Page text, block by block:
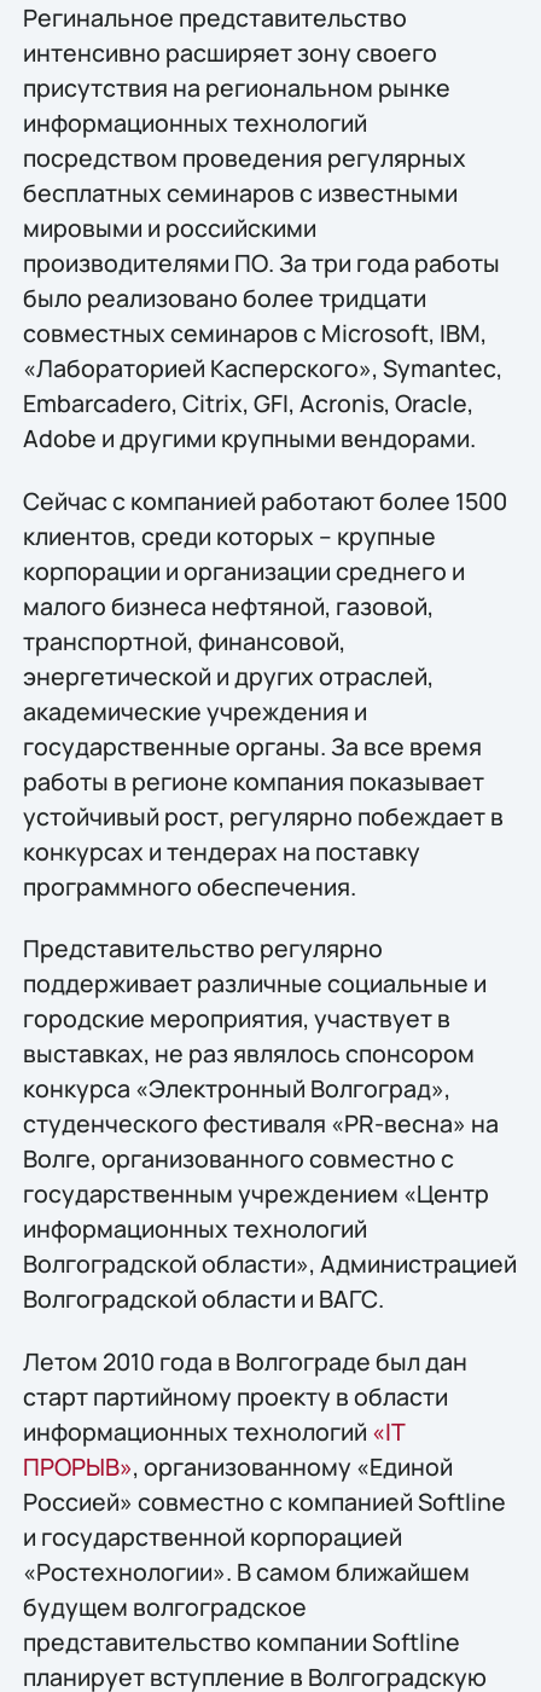
Регинальное представительство
интенсивно расширяет зону своего
присутствия на региональном рынке
информационных технологий
посредством проведения регулярных
бесплатных семинаров с известными
мировыми и российскими
производителями ПО. За три года работы
было реализовано более тридцати
совместных семинаров с Microsoft, IBM,
«Лабораторией Касперского», Symantec,
Embarcadero, Citrix, GFI, Acronis, Oracle,
Adobe и другими крупными вендорами.
Сейчас с компанией работают более 1500
клиентов, среди которых – крупные
корпорации и организации среднего и
малого бизнеса нефтяной, газовой,
транспортной, финансовой,
энергетической и других отраслей,
академические учреждения и
государственные органы. За все время
работы в регионе компания показывает
устойчивый рост, регулярно побеждает в
конкурсах и тендерах на поставку
программного обеспечения.
Представительство регулярно
поддерживает различные социальные и
городские мероприятия, участвует в
выставках, не раз являлось спонсором
конкурса «Электронный Волгоград»,
студенческого фестиваля «PR-весна» на
Волге, организованного совместно с
государственным учреждением «Центр
информационных технологий
Волгоградской области», Администрацией
Волгоградской области и ВАГС.
Летом 2010 года в Волгограде был дан
старт партийному проекту в области
информационных технологий «IT
ПРОРЫВ», организованному «Единой
Россией» совместно с компанией Softline
и государственной корпорацией
«Ростехнологии». В самом ближайшем
будущем волгоградское
представительство компании Softline
планирует вступление в Волгоградскую